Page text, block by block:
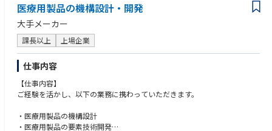
医療用製品の機構設計・開発
大手メーカー
課長以上 上場企業
仕事内容
【仕事内容】
ご経験を活かし、以下の業務に携わっていただきます。
・医療用製品の機構設計
・医療用製品の要素技術開発